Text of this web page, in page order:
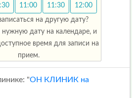
11:00 11:30 12:00
на другую дату?
дату на календаре, и
время для записи на
прием.
"ОН КЛИНИК на